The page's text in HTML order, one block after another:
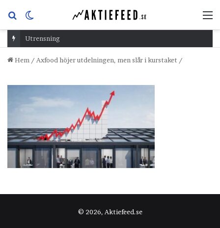
Sök
efterskin
Utrensning
Hem / Axfood höjer utdelningen, men slår i kurstaket /
© 2026, Aktiefeed.se